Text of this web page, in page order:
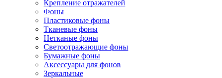
Крепление отражателей
Фоны
Пластиковые фоны
Тканевые фоны
Нетканые фоны
Светоотражающие фоны
Бумажные фоны
Аксессуары для фонов
Зеркальные